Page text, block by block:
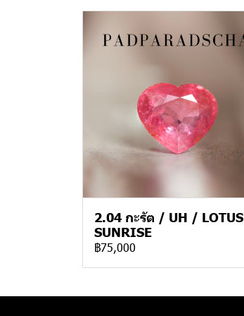
2.04 กะรัต / UH / LOTUS
SUNRISE
฿75,000